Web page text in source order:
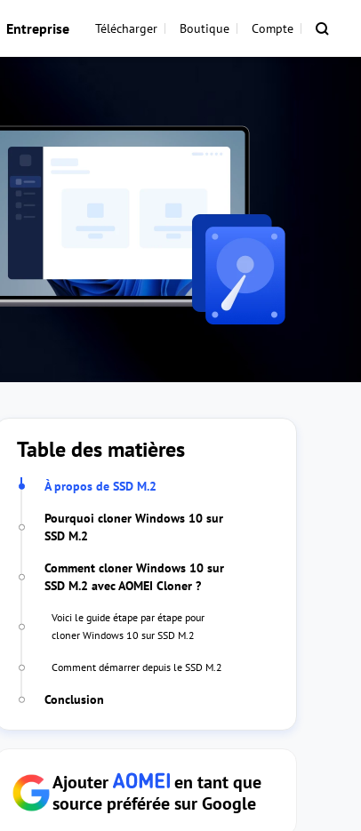
Entreprise Télécharger Boutique Compte
Table des matières
À propos de SSD M.2
Pourquoi cloner Windows 10 sur
SSD M.2
Comment cloner Windows 10 sur
SSD M.2 avec AOMEI Cloner ?
Voici le guide étape par étape pour
cloner Windows 10 sur SSD M.2
Comment démarrer depuis le SSD M.2
Conclusion
Ajouter
en tant que
source préférée sur Google